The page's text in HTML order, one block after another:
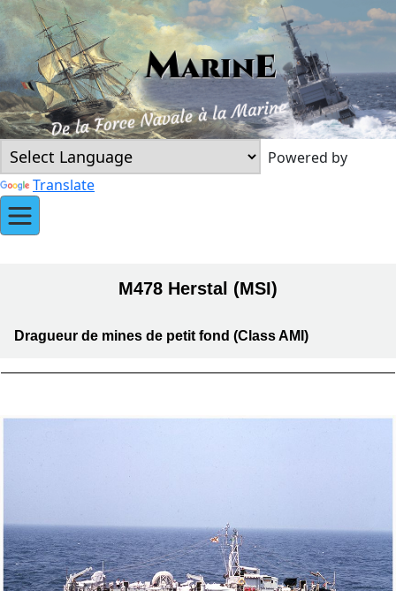
Powered by
Translate
M478 Herstal (MSI)
Dragueur de mines de petit fond (Class AMI)